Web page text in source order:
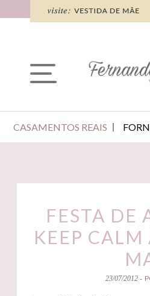
CASAMENTOS REAIS
FESTA DE
KEEP
23/07/2012 -